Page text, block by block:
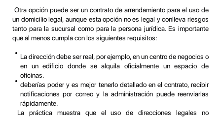
Otra opción puede ser un contrato de arrendamiento para el uso de
un domicilio legal, aunque esta opción no es legal y conlleva riesgos
tanto para la sucursal como para la persona jurídica. Es importante
que al menos cumpla con los siguientes requisitos:
La dirección debe ser real, por ejemplo, en un centro de negocios o
en un edificio donde se alquila oficialmente un espacio de
oficinas.
deberías poder y es mejor tenerlo detallado en el contrato, recibir
notificaciones por correo y la administración puede reenviarlas
rápidamente.
La práctica muestra que el uso de direcciones legales no